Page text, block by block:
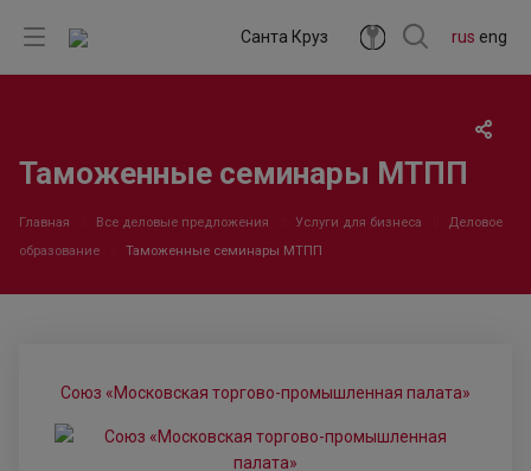
rus eng
Санта Круз
Таможенные семинары МТПП
Главная Все деловые предложения Услуги для бизнеса
Деловое
образование
Таможенные семинары МТПП
Союз «Московская торгово-промышленная палата»